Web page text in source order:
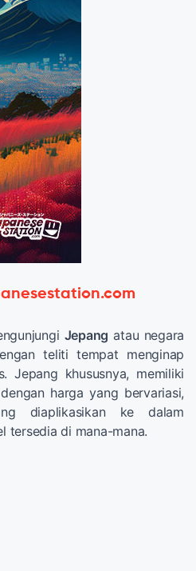
Jepang atau negara
teliti tempat menginap
Jepang khususnya, memiliki
harga yang bervariasi,
diaplikasikan ke dalam
tersedia di mana-mana.